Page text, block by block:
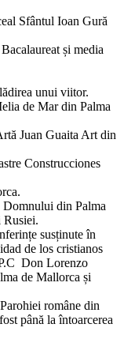
Sfântul Ioan Gură
și media
unui viitor.
de Mar din Palma
Juan Guaita Art din
Construcciones
din Palma
Rusiei.
susținute în
de los cristianos
Don Lorenzo
de Mallorca și
române din
până la întoarcerea